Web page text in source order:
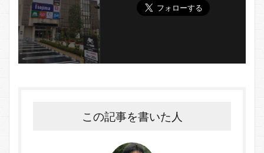
この記事を書いた人